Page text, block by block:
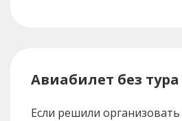
Авиабилет без
Если решили